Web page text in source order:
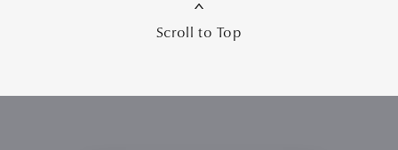
Scroll to Top